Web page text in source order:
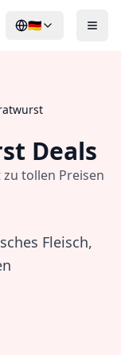
🇩🇪
Deals
zu tollen Preisen
Fleisch,